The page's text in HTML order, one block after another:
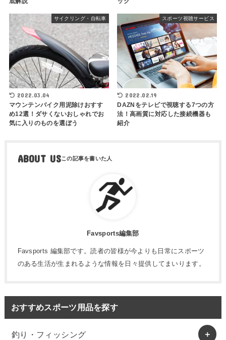
サイクリング・自転車
2022.03.04
マウンテンバイク用泥除けおすす
め12選！ダサくないおしゃれでお
気に入りのものを選ぼう
スポーツ視聴サービス
2022.02.19
DAZNをテレビで視聴する7つの方
法！高画質に対応した接続機器も
紹介
ABOUT US
Favsports編集部
Favsports 編集部です。読者の皆様が今よりも日常にスポーツ
のある生活が生まれるような情報を日々提供してまいります。
おすすめスポーツ用品を探す
釣り・フィッシング